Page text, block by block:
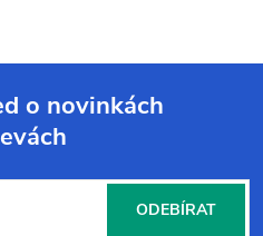
o novinkách
ODEBÍRAT